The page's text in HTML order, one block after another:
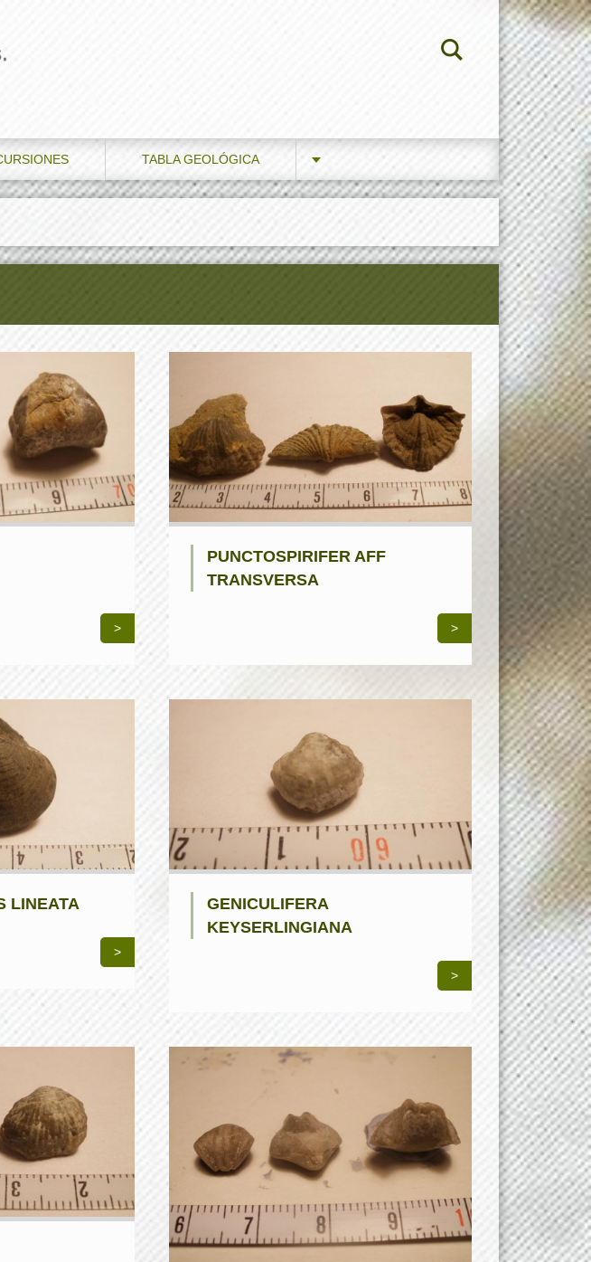
TABLA GEOLÓGICA
>
PUNCTOSPIRIFER AFF
TRANSVERSA
>
LINEATA
>
GENICULIFERA
KEYSERLINGIANA
>